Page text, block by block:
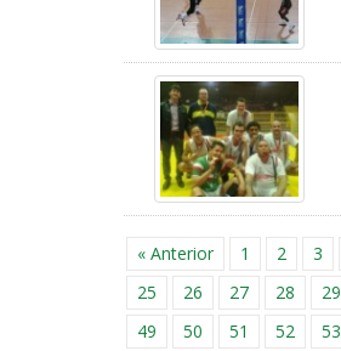
« Anterior 1 2 3
25
26 27 28 29
49
50 51 52 53